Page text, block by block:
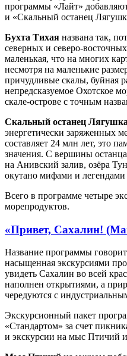
программы «Лайт»
и «Скальный останец
​Бухта Тихая названа так,
северных и северо-
маленькая, что на многих
несмотря на маленькие
причудливые скалы, буйная
непредсказуемое Охотское
скале-острове с точным
Скальный останец Лягушка
энергетически заряженных
составляет 24 млн лет, это
значения. С вершины
на Анивский залив, озёра
окутано мифами и легендами
Всего в программе четыре
морепродуктов.
«Привет, Сахалин!
Название программы
насыщенная экскурсиями
увидеть Сахалин во всей
наполнен открытиями, а
чередуются с
Экскурсионный пакет
«Стандартом» за счет
и экскурсии на мыс Птичий